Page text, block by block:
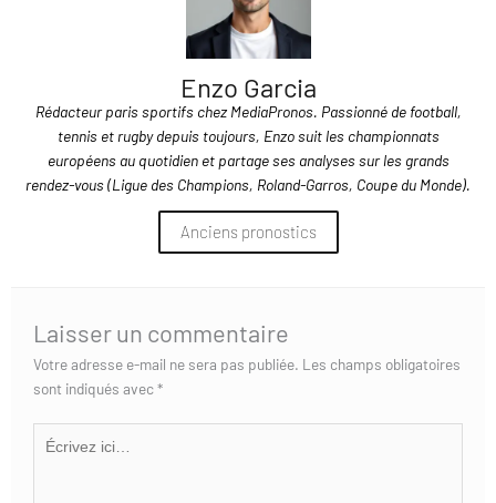
Enzo Garcia
Rédacteur paris sportifs chez MediaPronos. Passionné de football,
tennis et rugby depuis toujours, Enzo suit les championnats
européens au quotidien et partage ses analyses sur les grands
rendez-vous (Ligue des Champions, Roland-Garros, Coupe du Monde).
Anciens pronostics
Laisser un commentaire
Votre adresse e-mail ne sera pas publiée. Les champs obligatoires
sont indiqués avec*
Écrivez
ici…